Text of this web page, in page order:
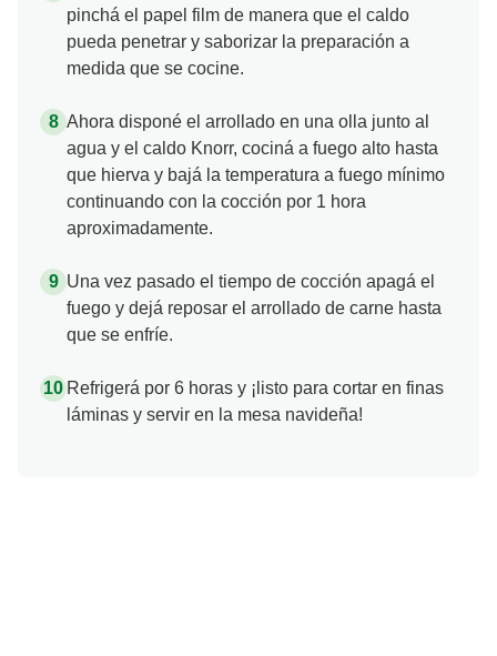
pinchá el papel film de manera que el caldo
pueda penetrar y saborizar la preparación a
medida que se cocine.
Ahora disponé el arrollado en una olla junto al
agua y el caldo Knorr, cociná a fuego alto hasta
que hierva y bajá la temperatura a fuego mínimo
continuando con la cocción por 1 hora
aproximadamente.
Una vez pasado el tiempo de cocción apagá el
fuego y dejá reposar el arrollado de carne hasta
que se enfríe.
Refrigerá por 6 horas y ¡listo para cortar en finas
láminas y servir en la mesa navideña!